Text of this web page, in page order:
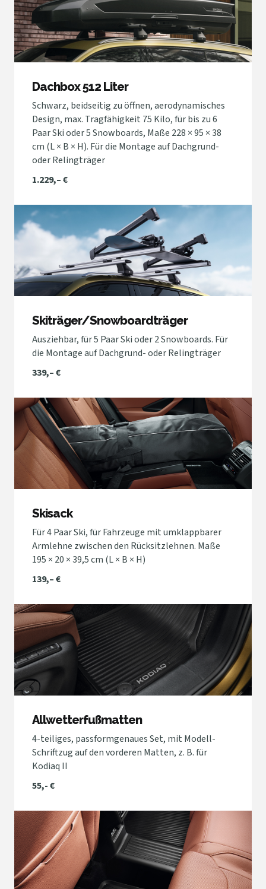
Dachbox 512 Liter
Schwarz, beidseitig zu öffnen, aerodynamisches
Design, max. Tragfähigkeit 75 Kilo, für bis zu 6
Paar Ski oder 5 Snowboards, Maße 228 × 95 × 38
cm (L × B × H). Für die Montage auf Dachgrund-
oder Relingträger
1.229,– €
Skiträger/Snowboardträger
Ausziehbar, für 5 Paar Ski oder 2 Snowboards. Für
die Montage auf Dachgrund- oder Relingträger
339,– €
Skisack
Für 4 Paar Ski, für Fahrzeuge mit umklappbarer
Armlehne zwischen den Rücksitzlehnen. Maße
195 × 20 × 39,5 cm (L × B × H)
139,– €
Allwetterfußmatten
4-teiliges, passformgenaues Set, mit Modell-
Schriftzug auf den vorderen Matten, z. B. für
Kodiaq II
55,- €